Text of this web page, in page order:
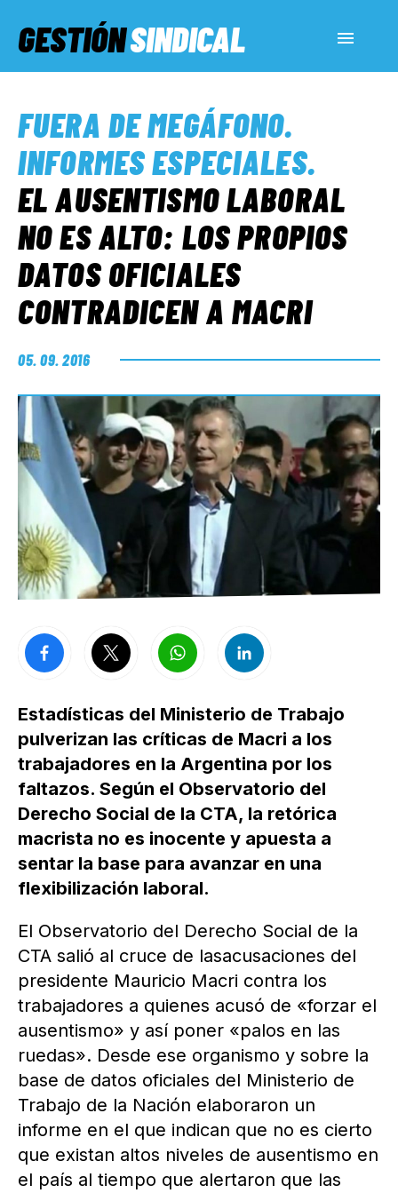
GESTIÓNSINDICAL
SERVICIOS SOCIALES
INFORMES ESPECIALES
FUERA DE MEGÁFONO
FUERA DE MEGÁFONO.
INFORMES ESPECIALES.
EL AUSENTISMO LABORAL
NO ES ALTO: LOS PROPIOS
DATOS OFICIALES
CONTRADICEN A MACRI
05. 09. 2016
Estadísticas del Ministerio de Trabajo
pulverizan las críticas de Macri a los
trabajadores en la Argentina por los
faltazos. Según el Observatorio del
Derecho Social de la CTA, la retórica
macrista no es inocente y apuesta a
sentar la base para avanzar en una
flexibilización laboral.
El Observatorio del Derecho Social de la
CTA salió al cruce de lasacusaciones del
presidente Mauricio Macri contra los
trabajadores a quienes acusó de «forzar el
ausentismo» y así poner «palos en las
ruedas». Desde ese organismo y sobre la
base de datos oficiales del Ministerio de
Trabajo de la Nación elaboraron un
informe en el que indican que no es cierto
que existan altos niveles de ausentismo en
el país al tiempo que alertaron que las